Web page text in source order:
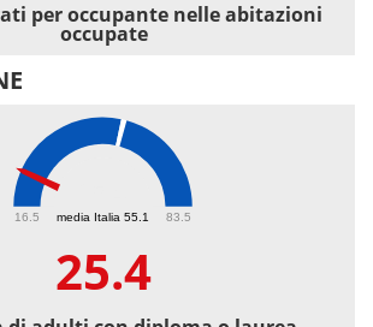
per occupante nelle abitazioni
occupate
media Italia 55.1
16.5 83.5
25.4